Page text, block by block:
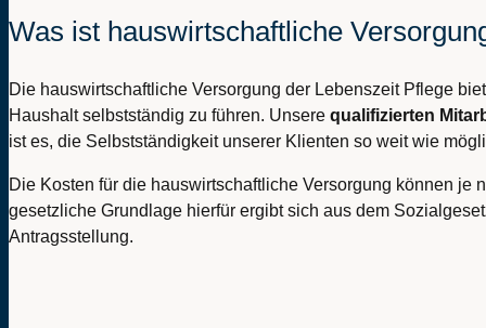
Was ist hauswirtschaftliche
Die hauswirtschaftliche Versorgung der Lebenszeit Pflege
Haushalt selbstständig zu führen. Unsere qualifizierten
ist es, die Selbstständigkeit unserer Klienten so weit wie
Die Kosten für die hauswirtschaftliche Versorgung können
gesetzliche Grundlage hierfür ergibt sich aus dem
Antragsstellung.